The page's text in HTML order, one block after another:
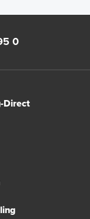
0
Direct